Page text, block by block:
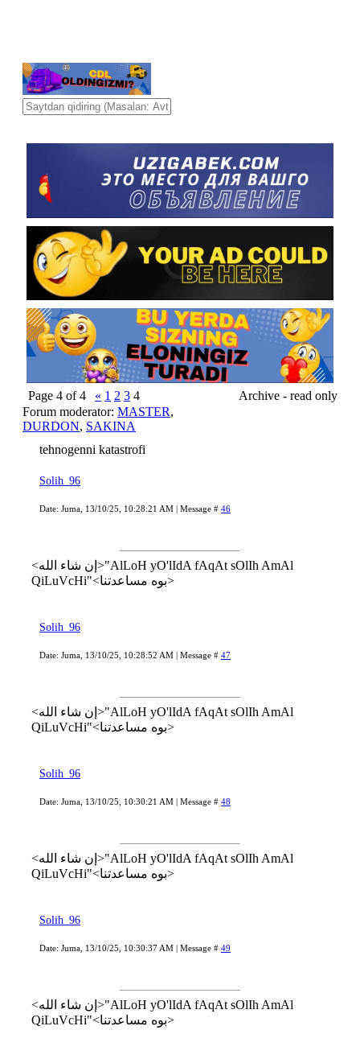
Page 4 of4 « 1 2 3 4
Archive - read only
Forum moderator: MASTER,
DURDON, SAKINA
tehnogenni katastrofi
Solih_96
Date: Juma, 13/10/25, 10:28:21 AM | Message # 46
<إن شاء الله>"AlLoH yO'lIdA fAqAt sOlIh AmAl
QiLuVcHi"<بوه مساعدتنا>
Solih_96
Date: Juma, 13/10/25, 10:28:52 AM | Message # 47
<إن شاء الله>"AlLoH yO'lIdA fAqAt sOlIh AmAl
QiLuVcHi"<بوه مساعدتنا>
Solih_96
Date: Juma, 13/10/25, 10:30:21 AM | Message # 48
<إن شاء الله>"AlLoH yO'lIdA fAqAt sOlIh AmAl
QiLuVcHi"<بوه مساعدتنا>
Solih_96
Date: Juma, 13/10/25, 10:30:37 AM | Message # 49
<إن شاء الله>"AlLoH yO'lIdA fAqAt sOlIh AmAl
QiLuVcHi"<بوه مساعدتنا>